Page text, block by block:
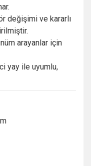
değişimi ve kararlı
arayanlar için
yay ile uyumlu,